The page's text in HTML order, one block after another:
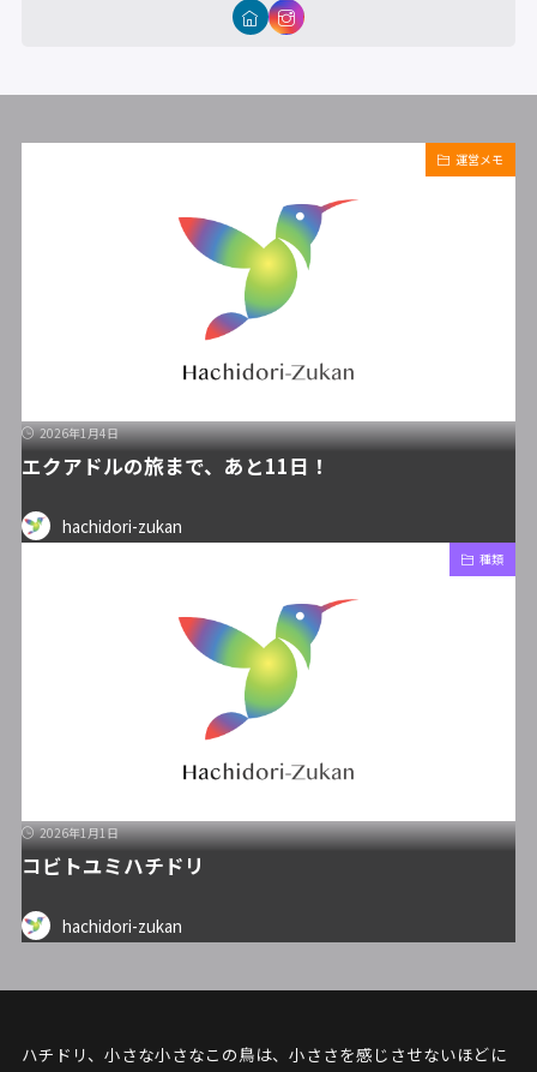
運営メモ
2026年1月4日
エクアドルの旅まで、あと11日！
hachidori-zukan
種類
2026年1月1日
コビトユミハチドリ
hachidori-zukan
ハチドリ、小さな小さなこの鳥は、小ささを感じさせないほどに